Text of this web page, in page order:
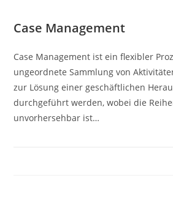
Case Management
Case Management ist ein flexibler
ungeordnete Sammlung von
zur Lösung einer geschäftlichen
durchgeführt werden, wobei die
unvorhersehbar ist…